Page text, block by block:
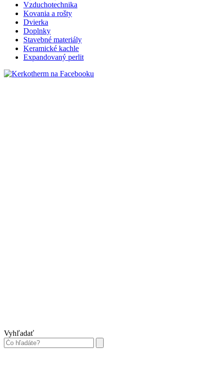
Vzduchotechnika
Kovania a rošty
Dvierka
Doplnky
Stavebné materiály
Keramické kachle
Expandovaný perlit
Vyhľadať